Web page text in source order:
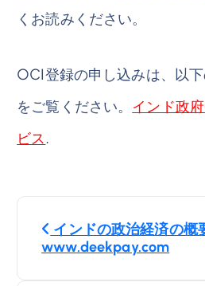
くお読みください。
OCI登録の申し込みは、以
をご覧ください。 インド政
ビス.
投
稿
インドの政治経済の概
www.deekpay.com